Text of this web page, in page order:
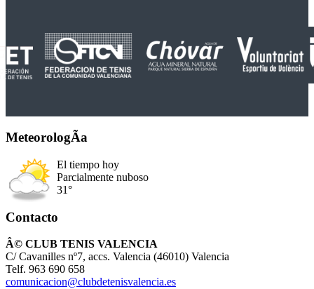
MeteorologÃ­a
El tiempo hoy
Parcialmente nuboso
31°
Contacto
Â© CLUB TENIS VALENCIA
C/ Cavanilles nº7, accs. Valencia (46010) Valencia
Telf. 963 690 658
comunicacion@clubdetenisvalencia.es